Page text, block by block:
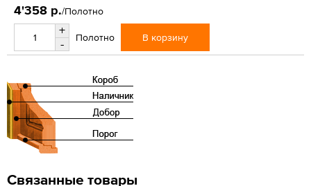
4'358 р./Полотно
+
-
Полотно В корзину
Связанные товары